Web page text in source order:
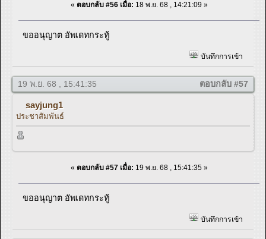
« ตอบกลับ #56 เมื่อ: 18 พ.ย. 68 , 14:21:09 »
ขออนุญาต อัพเดทกระทู้
บันทึกการเข้า
19 พ.ย. 68 , 15:41:35 ตอบกลับ #57
sayjung1
ประชาสัมพันธ์
« ตอบกลับ #57 เมื่อ: 19 พ.ย. 68 , 15:41:35 »
ขออนุญาต อัพเดทกระทู้
บันทึกการเข้า